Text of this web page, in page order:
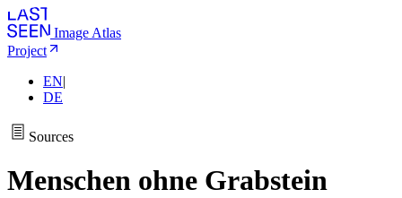
Image Atlas
Project
EN|
DE
Sources
Menschen ohne Grabstein